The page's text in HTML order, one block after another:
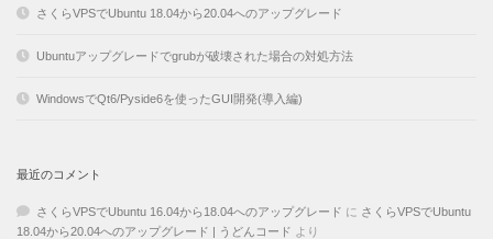
さくらVPSでUbuntu 18.04から20.04へのアップグレード
Ubuntuアップグレードでgrubが破壊された場合の対処方法
WindowsでQt6/Pyside6を使ったGUI開発(導入編)
最近のコメント
さくらVPSでUbuntu 16.04から18.04へのアップグレード に さくらVPSでUbuntu
18.04から20.04へのアップグレード | うどんコード より